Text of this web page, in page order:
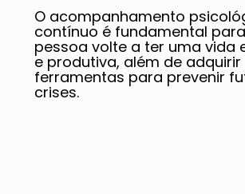
O acompanhamento
contínuo é fundamental
pessoa volte a ter uma vida
e produtiva, além de adquirir
ferramentas para prevenir
crises.